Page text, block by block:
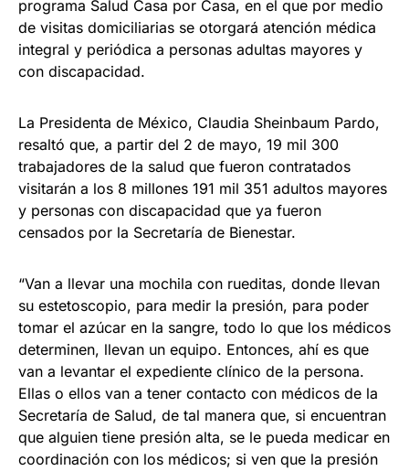
programa Salud Casa por Casa, en el que por medio
de visitas domiciliarias se otorgará atención médica
integral y periódica a personas adultas mayores y
con discapacidad.
La Presidenta de México, Claudia Sheinbaum Pardo,
resaltó que, a partir del 2 de mayo, 19 mil 300
trabajadores de la salud que fueron contratados
visitarán a los 8 millones 191 mil 351 adultos mayores
y personas con discapacidad que ya fueron
censados por la Secretaría de Bienestar.
“Van a llevar una mochila con rueditas, donde llevan
su estetoscopio, para medir la presión, para poder
tomar el azúcar en la sangre, todo lo que los médicos
determinen, llevan un equipo. Entonces, ahí es que
van a levantar el expediente clínico de la persona.
Ellas o ellos van a tener contacto con médicos de la
Secretaría de Salud, de tal manera que, si encuentran
que alguien tiene presión alta, se le pueda medicar en
coordinación con los médicos; si ven que la presión